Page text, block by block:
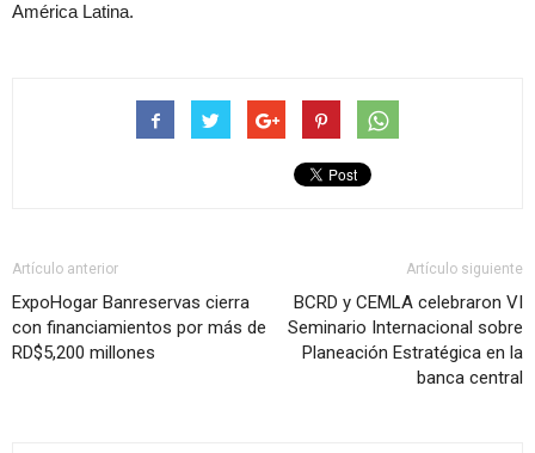
América Latina.
Artículo anterior
ExpoHogar Banreservas cierra
con financiamientos por más de
RD$5,200 millones
Artículo siguiente
BCRD y CEMLA celebraron VI
Seminario Internacional sobre
Planeación Estratégica en la
banca central